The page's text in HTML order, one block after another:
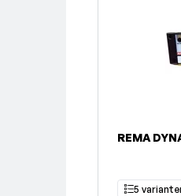
REMA
5